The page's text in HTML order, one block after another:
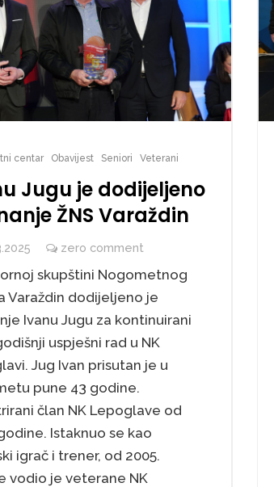
centar Obavijest Seniori Veterani
Jugu je dodijeljeno
ŽNS Varaždin
zero comment
skupštini Nogometnog
Varaždin dodijeljeno je
Ivanu Jugu za kontinuirani
uspješni rad u NK
Jug Ivan prisutan je u
pune 43 godine.
član NK Lepoglave od
Istaknuo se kao
igrač i trener, od 2005.
vodio je veterane NK